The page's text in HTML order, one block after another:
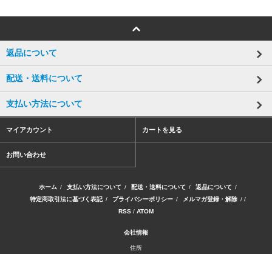
返品について
配送・送料について
支払い方法について
マイアカウント カートを見る
お問い合わせ
ホーム / 支払い方法について / 配送・送料について / 返品について /
特定商取引法に基づく表記 / プライバシーポリシー / メルマガ登録・解除 / /
RSS / ATOM
会社情報
住所